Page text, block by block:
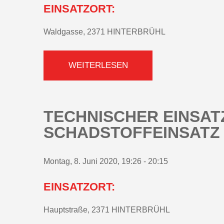
EINSATZORT:
Waldgasse, 2371 HINTERBRÜHL
WEITERLESEN
TECHNISCHER
SCHADSTOFFEINSATZ
Montag, 8. Juni 2020, 19:26 - 20:15
EINSATZORT:
Hauptstraße, 2371 HINTERBRÜHL